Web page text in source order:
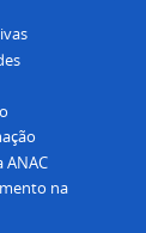
ANAC
na